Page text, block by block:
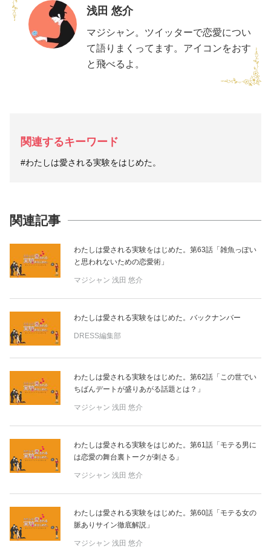
浅田 悠介
マジシャン。ツイッターで恋愛につい
て語りまくってます。アイコンをおす
と飛べるよ。
関連するキーワード
#わたしは愛される実験をはじめた。
関連記事
わたしは愛される実験をはじめた。第63話「雑魚っぽい
と思われないための恋愛術」
マジシャン 浅田 悠介
わたしは愛される実験をはじめた。バックナンバー
DRESS編集部
わたしは愛される実験をはじめた。第62話「この世でい
ちばんデートが盛りあがる話題とは？」
マジシャン 浅田 悠介
わたしは愛される実験をはじめた。第61話「モテる男に
は恋愛の舞台裏トークが刺さる」
マジシャン 浅田 悠介
わたしは愛される実験をはじめた。第60話「モテる女の
脈ありサイン徹底解説」
マジシャン 浅田 悠介